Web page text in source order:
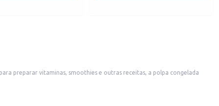
preparar vitaminas, smoothies e outras receitas, a polpa congelada